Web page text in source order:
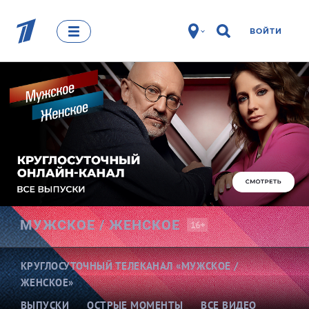
ВОЙТИ
МУЖСКОЕ /ЖЕНСКОЕ 16+
КРУГЛОСУТОЧНЫЙ ТЕЛЕКАНАЛ «МУЖСКОЕ /
ЖЕНСКОЕ»
ВЫПУСКИ
ОСТРЫЕ МОМЕНТЫ
ВСЕ ВИДЕО